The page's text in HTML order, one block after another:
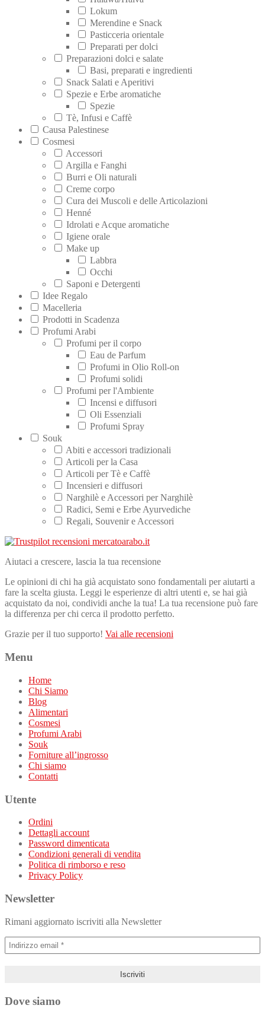
Lokum
Merendine e Snack
Pasticceria orientale
Preparati per dolci
Preparazioni dolci e salate
Basi, preparati e ingredienti
Snack Salati e Aperitivi
Spezie e Erbe aromatiche
Spezie
Tè, Infusi e Caffè
Causa Palestinese
Cosmesi
Accessori
Argilla e Fanghi
Burri e Oli naturali
Creme corpo
Cura dei Muscoli e delle Articolazioni
Henné
Idrolati e Acque aromatiche
Igiene orale
Make up
Labbra
Occhi
Saponi e Detergenti
Idee Regalo
Macelleria
Prodotti in Scadenza
Profumi Arabi
Profumi per il corpo
Eau de Parfum
Profumi in Olio Roll-on
Profumi solidi
Profumi per l'Ambiente
Incensi e diffusori
Oli Essenziali
Profumi Spray
Souk
Abiti e accessori tradizionali
Articoli per la Casa
Articoli per Tè e Caffè
Incensieri e diffusori
Narghilè e Accessori per Narghilè
Radici, Semi e Erbe Ayurvediche
Regali, Souvenir e Accessori
Aiutaci a crescere, lascia la tua recensione
Le opinioni di chi ha già acquistato sono fondamentali per aiutarti a
fare la scelta giusta. Leggi le esperienze di altri utenti e, se hai già
acquistato da noi, condividi anche la tua! La tua recensione può fare
la differenza per chi cerca il prodotto perfetto.
Grazie per il tuo supporto! Vai alle recensioni
Menu
Home
Chi Siamo
Blog
Alimentari
Cosmesi
Profumi Arabi
Souk
Forniture all’ingrosso
Chi siamo
Contatti
Utente
Ordini
Dettagli account
Password dimenticata
Condizioni generali di vendita
Politica di rimborso e reso
Privacy Policy
Newsletter
Rimani aggiornato iscriviti alla Newsletter
Dove siamo